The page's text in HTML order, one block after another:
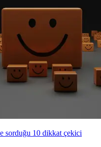
sorduğu 10 dikkat çekici